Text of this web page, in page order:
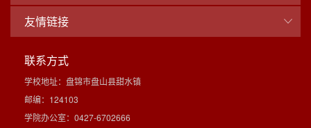
友情链接
联系方式
学校地址：盘锦市盘山县甜水镇
邮编：124103
学院办公室：0427-6702666